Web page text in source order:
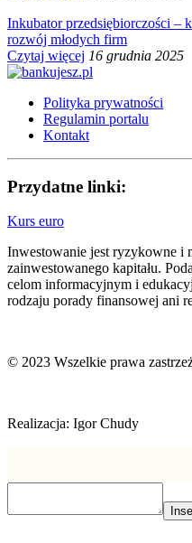
Inkubator przedsiębiorczości –
rozwój młodych firm
Czytaj więcej 16 grudnia 2025
Polityka prywatności
Regulamin portalu
Kontakt
Przydatne linki:
Kurs euro
Inwestowanie jest ryzykowne i
zainwestowanego kapitału.
celom informacyjnym i
rodzaju porady finansowej ani
© 2023 Wszelkie prawa
Realizacja: Igor Chudy